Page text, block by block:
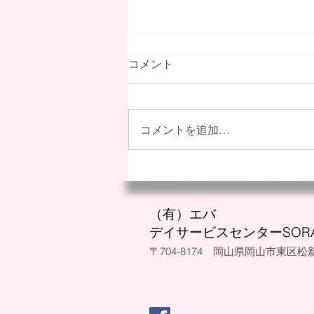
採用情報を更新しました
コメント
コメントを追加…
（有）エバ
デイサービスセンター
〒704-8174 岡山県岡山市東区松